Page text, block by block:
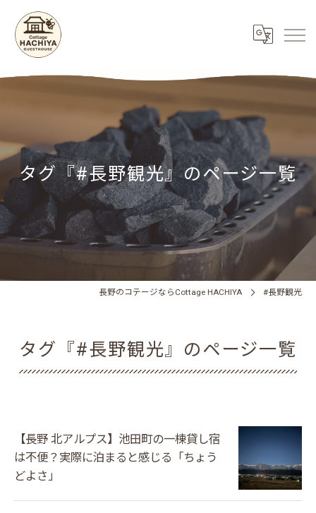
タグ『#長野観光』のページ一覧
長野のコテージならCottage HACHIYA #長野観光
タグ『#長野観光』のページ一覧
【長野 北アルプス】池田町の一棟貸し宿
は不便？実際に泊まると感じる「ちょう
どよさ」